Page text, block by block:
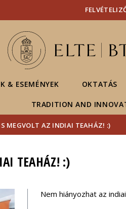
& ESEMÉNYEK OKTATÁS
TRADITION AND
MEGVOLT AZ INDIAI TEAHÁZ! :)
TEAHÁZ! :)
Nem hiányozhat az